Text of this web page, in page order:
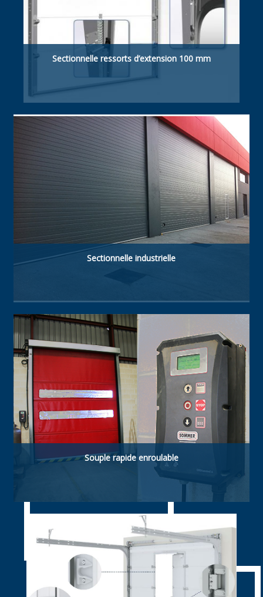
Sectionnelle ressorts d’extension 100 mm
Retombée de linteau suffisante 100 mm
manuelle / motorisée.
Sectionnelle industrielle
Type de porte à haute technologie. Fabriquée
avec panneaux sandwich isolés acier-
polyuréthane de 40 mm. Résistante, à haute
isolation thermique et étanche.
Souple rapide enroulable
Souple rapide enroulable. ldéelle pour
applications agroalimentaires